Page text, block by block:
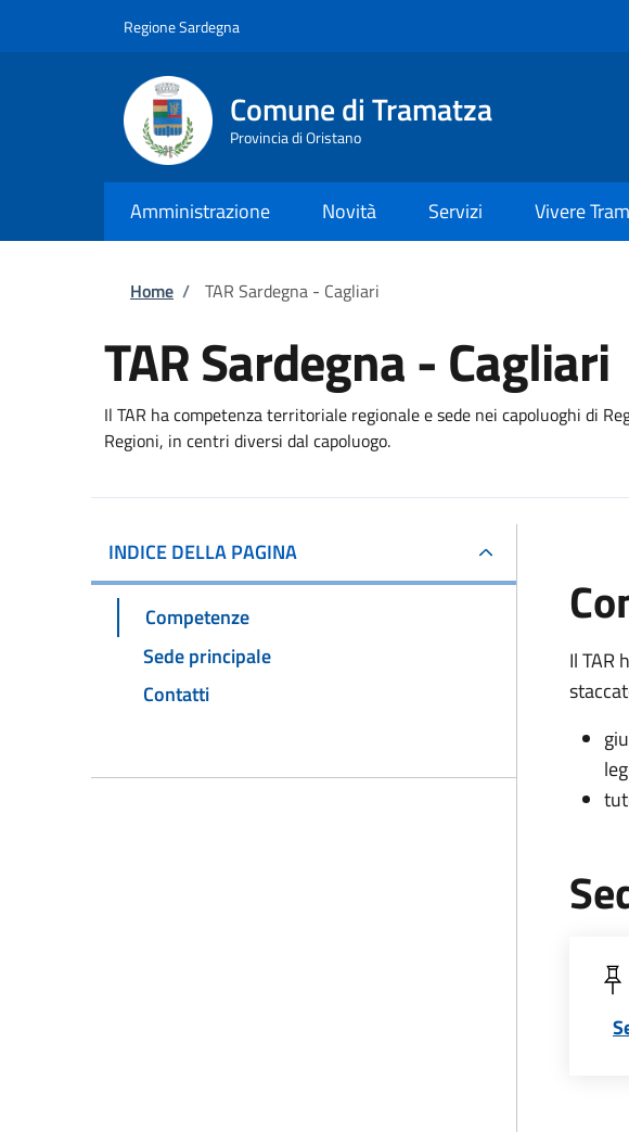
Regione Sardegna
Comune di Tramatza
Provincia di Oristano
Amministrazione Novità Servizi Vivere
Briciole di pane
Home / TAR Sardegna - Cagliari
TAR Sardegna - Cagliari
Il TAR ha competenza territoriale regionale e sede nei capoluoghi di
Regioni, in centri diversi dal capoluogo.
INDICE DELLA PAGINA
Competenze
Sede principale
Contatti
Il TAR